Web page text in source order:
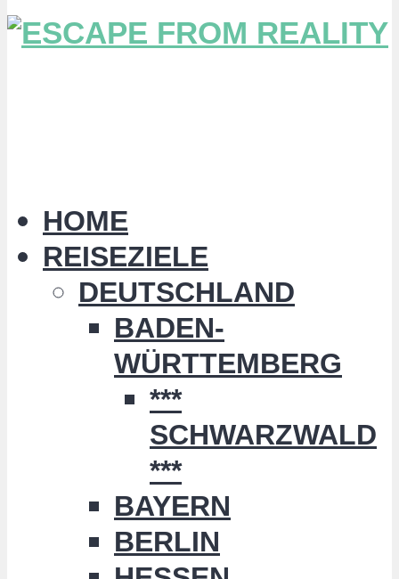
HOME
REISEZIELE
DEUTSCHLAND
BADEN-
WÜRTTEMBERG
***
SCHWARZWALD
***
BAYERN
BERLIN